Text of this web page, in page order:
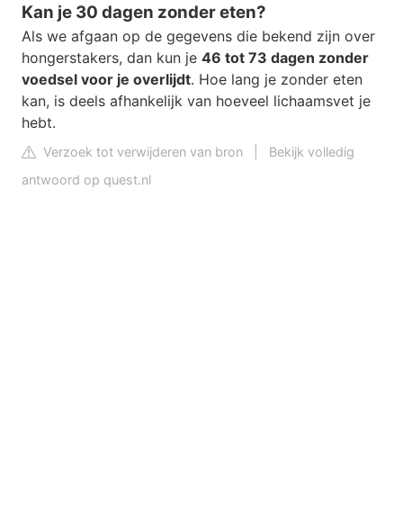
Kan je 30 dagen zonder eten?
Als we afgaan op de gegevens die bekend zijn over
hongerstakers, dan kun je 46 tot 73 dagen zonder
voedsel voor je overlijdt. Hoe lang je zonder eten
kan, is deels afhankelijk van hoeveel lichaamsvet je
hebt.
Verzoek tot verwijderen van bron
Bekijk volledig
antwoord op quest.nl